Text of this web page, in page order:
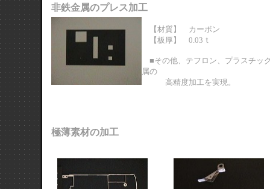
非鉄金属のプレス加工
【材質】 カーボン
【板厚】 0.03ｔ
■その他、テフロン、プラスチッ
属の
高精度加工を実現。
極薄素材の加工